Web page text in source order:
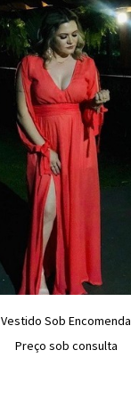
Vestido Sob Encomenda
Preço sob consulta